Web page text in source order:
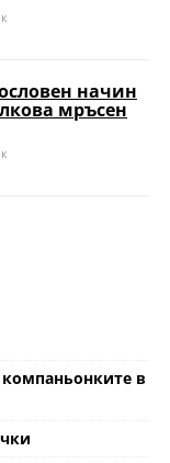
начин
мръсен
в